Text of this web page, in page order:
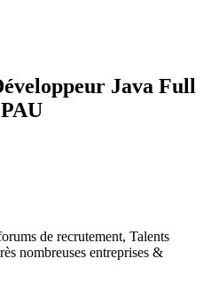
Java Full
de recrutement, Talents
nombreuses entreprises &